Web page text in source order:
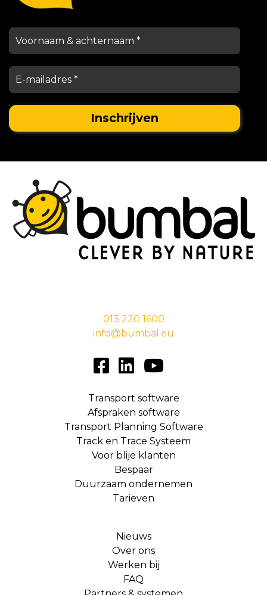
013 220 1600
info@bumbal.eu
Transport software
Afspraken software
Transport Planning Software
Track en Trace Systeem
Voor blije klanten
Bespaar
Duurzaam ondernemen
Tarieven
Nieuws
Over ons
Werken bij
FAQ